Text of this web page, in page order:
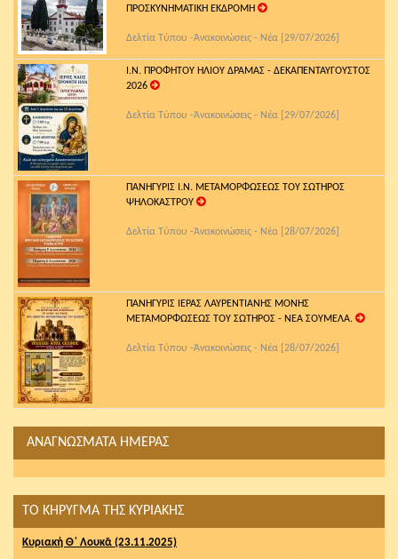
ΠΡΟΣΚΥΝΗΜΑΤΙΚΗ ΕΚΔΡΟΜΗ
Δελτία Τύπου -Ἀνακοινώσεις - Νέα [29/07/2026]
Ι.Ν. ΠΡΟΦΗΤΟΥ ΗΛΙΟΥ ΔΡΑΜΑΣ - ΔΕΚΑΠΕΝΤΑΥΓΟΥΣΤΟΣ
2026
Δελτία Τύπου -Ἀνακοινώσεις - Νέα [29/07/2026]
ΠΑΝΗΓΥΡΙΣ Ι.Ν. ΜΕΤΑΜΟΡΦΩΣΕΩΣ ΤΟΥ ΣΩΤΗΡΟΣ
ΨΗΛΟΚΑΣΤΡΟΥ
Δελτία Τύπου -Ἀνακοινώσεις - Νέα [28/07/2026]
ΠΑΝΗΓΥΡΙΣ ΙΕΡΑΣ ΛΑΥΡΕΝΤΙΑΝΗΣ ΜΟΝΗΣ
ΜΕΤΑΜΟΡΦΩΣΕΩΣ ΤΟΥ ΣΩΤΗΡΟΣ - ΝΕΑ ΣΟΥΜΕΛΑ.
Δελτία Τύπου -Ἀνακοινώσεις - Νέα [28/07/2026]
ΑΝΑΓΝΩΣΜΑΤΑ ΗΜΕΡΑΣ
ΤΟ ΚΗΡΥΓΜΑ ΤΗΣ ΚΥΡΙΑΚΗΣ
Κυριακή Θ΄ Λουκᾶ (23.11.2025)